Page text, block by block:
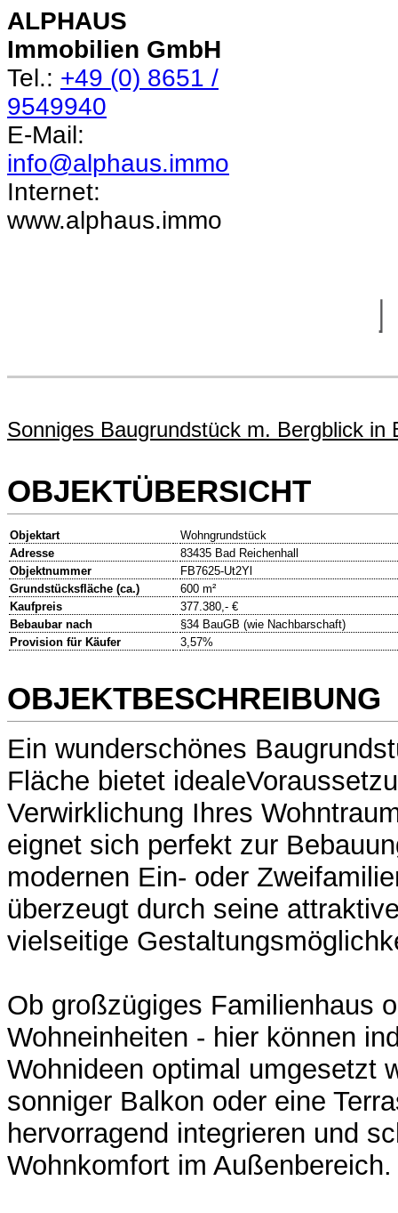
ALPHAUS
Immobilien GmbH
Tel.: +49 (0) 8651 /
9549940
E-Mail:
info@alphaus.immo
Internet:
www.alphaus.immo
Sonniges Baugrundstück m. Bergblick in
OBJEKTÜBERSICHT
Objektart
Wohngrundstück
Adresse
83435 Bad Reichenhall
Objektnummer
FB7625-Ut2Yl
Grundstücksfläche (ca.)
600 m²
Kaufpreis
377.380,- €
Bebaubar nach
§34 BauGB (wie Nachbarschaft)
Provision für Käufer
3,57%
OBJEKTBESCHREIBUNG
Ein wunderschönes
Fläche bietet
Verwirklichung Ihres
eignet sich perfekt zur
modernen Ein- oder
überzeugt durch seine
vielseitige
Ob großzügiges Familienhaus
Wohneinheiten - hier können
Wohnideen optimal umgesetzt
sonniger Balkon oder eine
hervorragend integrieren und
Wohnkomfort im Außenbereich.